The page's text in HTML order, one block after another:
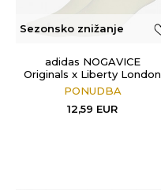
Sezonsko znižanje
adidas NOGAVICE
Originals x Liberty London
PONUDBA
12,59 EUR